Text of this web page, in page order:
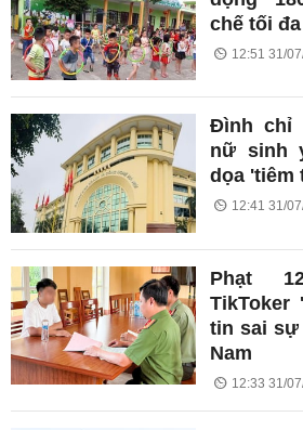
chế tối
12:51 31/
Đình chỉ
nữ sinh
dọa 'tiêm
12:41 31/
Phạt
TikToker
tin sai sự
Nam
12:33 31/